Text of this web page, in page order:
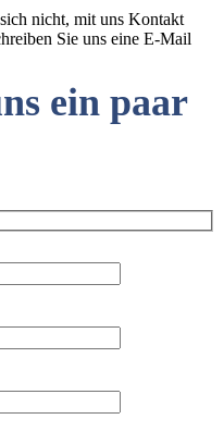
nicht, mit uns Kontakt
Sie uns eine E-Mail
ein paar